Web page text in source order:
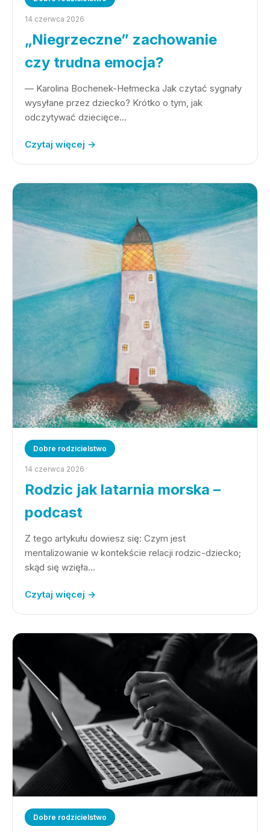
14 czerwca 2026
„Niegrzeczne” zachowanie
czy trudna emocja?
— Karolina Bochenek-Hełmecka Jak czytać sygnały
wysyłane przez dziecko? Krótko o tym, jak
odczytywać dziecięce…
Czytaj więcej →
Dobre rodzicielstwo
14 czerwca 2026
Rodzic jak latarnia morska –
podcast
Z tego artykułu dowiesz się: Czym jest
mentalizowanie w kontekście relacji rodzic-dziecko;
skąd się wzięła…
Czytaj więcej →
Dobre rodzicielstwo